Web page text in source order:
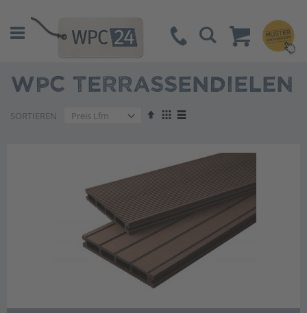
Suche
WPC TERRASSENDIELEN
SORTIEREN
AbsteigendAnzeigen